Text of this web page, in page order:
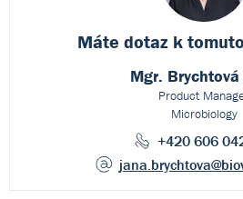
Máte dotaz k
Mgr. Brychtová
Product
Microbiology
+420 606
jana.brychtova